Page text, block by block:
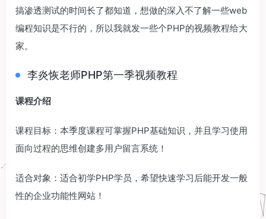
搞渗透测试的时间长了都知道，想做的深入不了解一些web
编程知识是不行的，所以我就发一些个PHP的视频教程给大
家。
李炎恢老师PHP第一季视频教程
课程介绍
课程目标：本季度课程可掌握PHP基础知识，并且学习使用
面向过程的思维创建多用户留言系统！
适合对象：适合初学PHP学员，希望快速学习后能开发一般
性的企业功能性网站！